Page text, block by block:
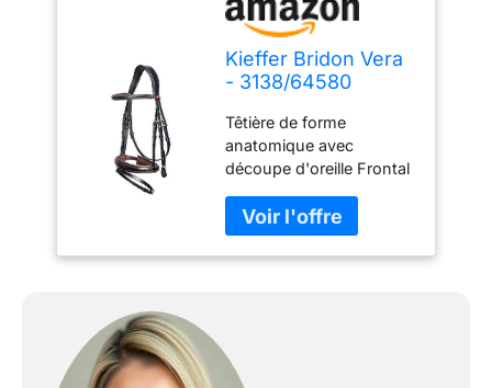
Kieffer Bridon Vera
- 3138/64580
Têtière de forme
anatomique avec
découpe d'oreille Frontal
droite, doublure brune
Avec des coutures
décoratives de couleur
beidseitig zum
Einschnallen / Konisch